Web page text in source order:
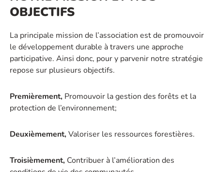
OBJECTIFS
La principale mission de l’association est de promouvoir
le développement durable à travers une approche
participative. Ainsi donc, pour y parvenir notre stratégie
repose sur plusieurs objectifs.
Premièrement, Promouvoir la gestion des forêts et la
protection de l’environnement;
Deuxièmement,Valoriser les ressources forestières.
Troisièmement, Contribuer à l’amélioration des